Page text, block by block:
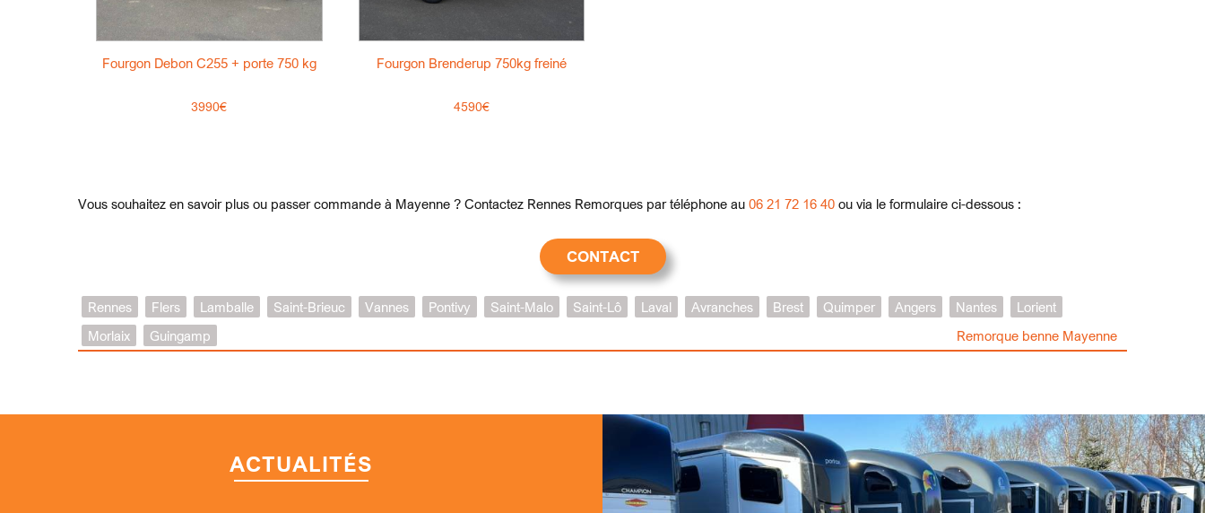
Fourgon Debon C255 + porte 750 kg
3990€
Fourgon Brenderup 750kg freiné
4590€
Vous souhaitez en savoir plus ou passer commande à Mayenne ? Contactez Rennes Remorques par téléphone au 06 21 72 16 40 ou via le formulaire ci-dessous :
CONTACT
Rennes Flers Lamballe Saint-Brieuc Vannes Pontivy Saint-Malo Saint-Lô Laval Avranches Brest Quimper Angers Nantes
Lorient
Morlaix
Guingamp Remorque benne Mayenne
ACTUALITÉS